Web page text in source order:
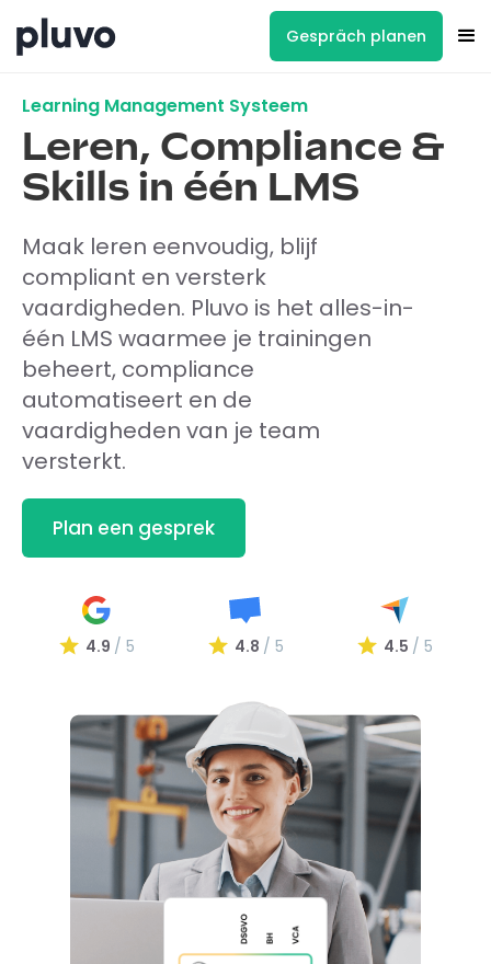
Gespräch planen
Learning Management Systeem
Leren, Compliance &
Skills in één LMS
Maak leren eenvoudig, blijf
compliant en versterk
vaardigheden. Pluvo is het alles-in-
één LMS waarmee je trainingen
beheert, compliance
automatiseert en de
vaardigheden van je team
versterkt.
Plan een gesprek
4.9 / 5 4.8 / 5 4.5 / 5